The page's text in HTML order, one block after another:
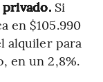
Si
en $105.990
alquiler para
en un 2,8%.